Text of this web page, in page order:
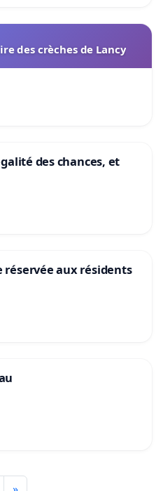
des crèches de Lancy
des chances, et
aux résidents